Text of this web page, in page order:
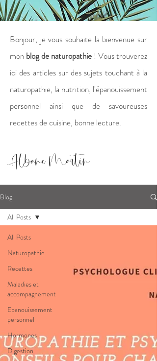
Bonjour, je vous souhaite la bienvenue sur
mon blog de naturopathie ! Vous trouverez
ici des articles sur des sujets touchant à la
naturopathie, la nutrition, l'épanouissement
personnel ainsi que de savoureuses
recettes de cuisine, bonne lecture.
Albane Martin
Blog
All Posts
Naturopathie
Recettes
Maladies et
accompagnement
Epanouissement
personnel
Hormones
Digestion
All Posts